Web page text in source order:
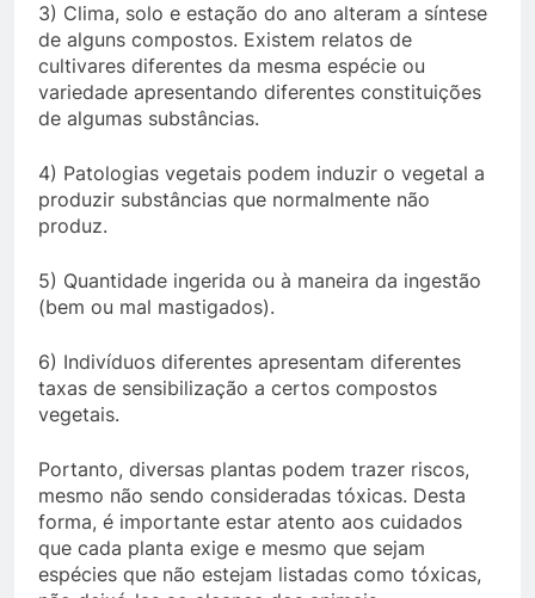
3) Clima, solo e estação do ano alteram a síntese
de alguns compostos. Existem relatos de
cultivares diferentes da mesma espécie ou
variedade apresentando diferentes constituições
de algumas substâncias.
4) Patologias vegetais podem induzir o vegetal a
produzir substâncias que normalmente não
produz.
5) Quantidade ingerida ou à maneira da ingestão
(bem ou mal mastigados).
6) Indivíduos diferentes apresentam diferentes
taxas de sensibilização a certos compostos
vegetais.
Portanto, diversas plantas podem trazer riscos,
mesmo não sendo consideradas tóxicas. Desta
forma, é importante estar atento aos cuidados
que cada planta exige e mesmo que sejam
espécies que não estejam listadas como tóxicas,